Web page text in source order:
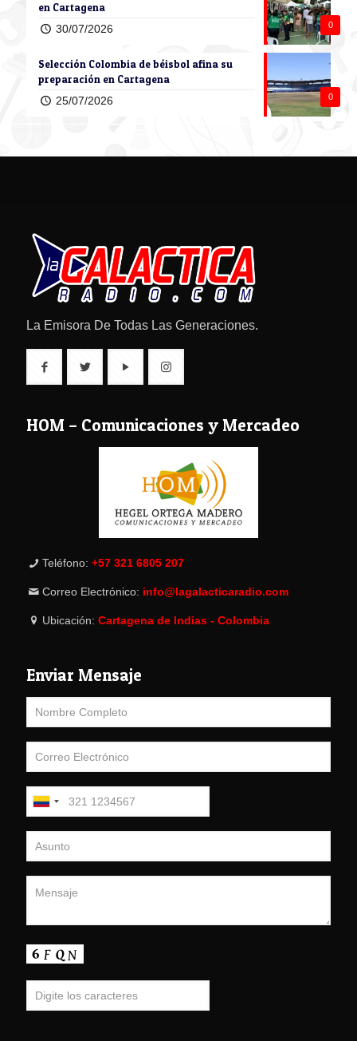
0
en Cartagena
30/07/2026
0
Selección Colombia de béisbol afina su
preparación en Cartagena
25/07/2026
La Emisora De Todas Las Generaciones.
HOM – Comunicaciones y Mercadeo
Teléfono: +57 321 6805 207
Correo Electrónico: info@lagalacticaradio.com
Ubicación: Cartagena de Indias - Colombia
Enviar Mensaje